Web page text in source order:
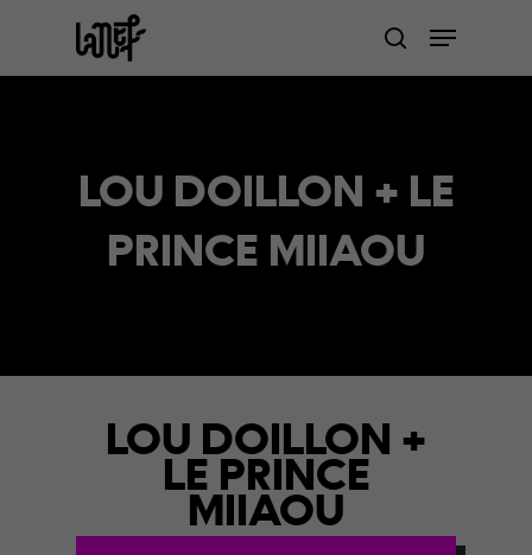
main
search
Menu
LOU DOILLON + LE
PRINCE MIIAOU
LOU DOILLON +
LE PRINCE
MIIAOU
Close